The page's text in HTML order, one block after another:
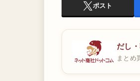
ポスト
だし
まとめ